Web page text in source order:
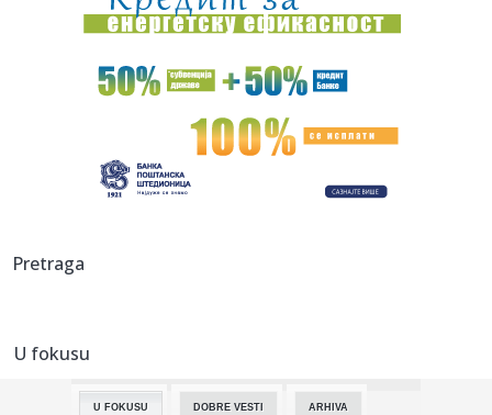
00:24:Džeko u centru spektakla: Šalke okupio više hiljada navijača
00:24:Bez golova u Hercegovini: Široki i Sloga, Sarajevo i Radnik
remi...
Đura Đ. Trajković br. 26: Plejlista za sivu zonu (Fontaines
00:17:Velika akcija tokom noći i ranog jutra u Beogradu: Ekipe
23:46:
Pretraga
U fokusu
U FOKUSU DOBRE VESTI ARHIVA